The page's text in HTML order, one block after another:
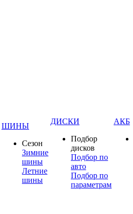
ШИНЫ
Сезон
Зимние
шины
Летние
шины
ДИСКИ
Подбор
дисков
Подбор по
авто
Подбор по
параметрам
АКБ